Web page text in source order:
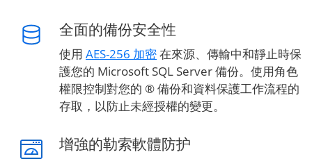
全面的備份安全性
使用 AES-256 加密在來源、傳輸中和靜止時保
護您的 Microsoft SQL Server 備份。使用角色
權限控制對您的 ® 備份和資料保護工作流程的
存取，以防止未經授權的變更。
增強的勒索軟體防护